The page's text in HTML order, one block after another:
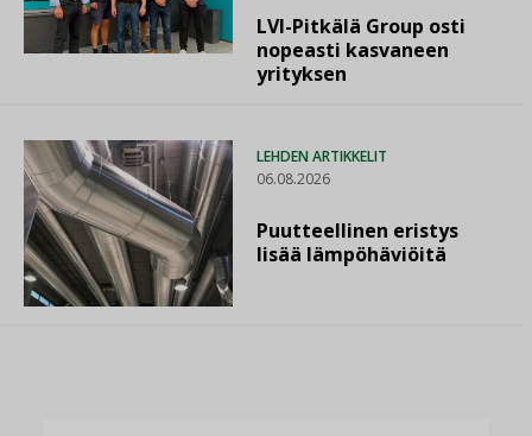
LVI-Pitkälä Group osti
nopeasti kasvaneen
yrityksen
LEHDEN ARTIKKELIT
06.08.2026
Puutteellinen eristys
lisää lämpöhäviöitä